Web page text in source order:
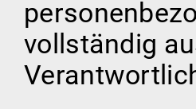
vollständig